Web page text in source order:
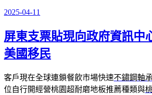
發
於
2025-04-11
屏東支票貼現向政府資訊中
美國移民
客戶現在全球連鎖餐飲市場快速不鏽鋼軸承
位自行開經營桃園超耐磨地板推薦種類與